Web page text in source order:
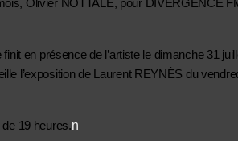
Olivier NOTTALE, pour DIVERGENCE
en présence de l’artiste le dimanche 31
l’exposition de Laurent REYNÈS du
19 heures.n